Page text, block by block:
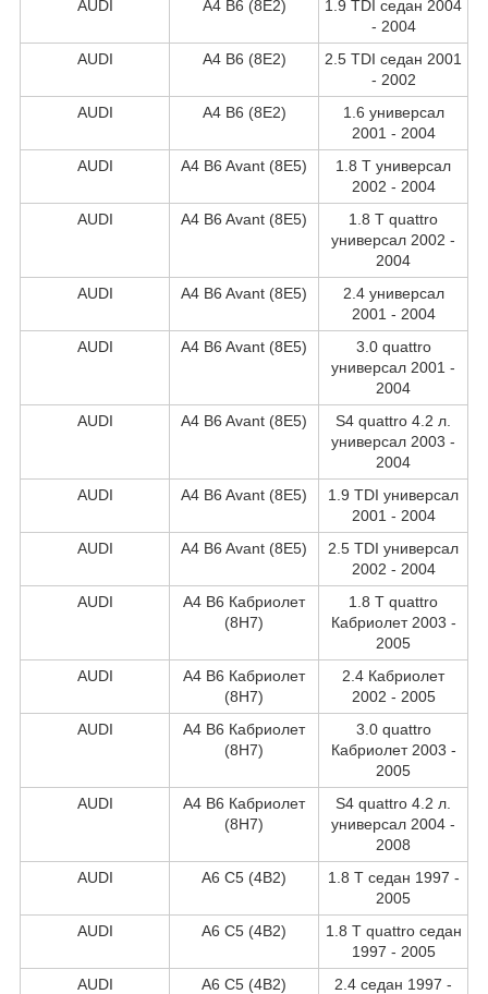
AUDI A4 B6 (8E2)
1.9 TDI седан 2004
- 2004
AUDI
A4 B6 (8E2)
2.5 TDI седан 2001
- 2002
AUDI
A4 B6 (8E2)
1.6 универсал
2001 - 2004
AUDI
A4 B6 Avant (8E5)
1.8 T универсал
2002 - 2004
AUDI
A4 B6 Avant (8E5)
1.8 T quattro
универсал 2002 -
2004
AUDI
A4 B6 Avant (8E5)
2.4 универсал
2001 - 2004
AUDI
A4 B6 Avant (8E5)
3.0 quattro
универсал 2001 -
2004
AUDI
A4 B6 Avant (8E5)
S4 quattro 4.2 л.
универсал 2003 -
2004
AUDI
A4 B6 Avant (8E5)
1.9 TDI универсал
2001 - 2004
AUDI
A4 B6 Avant (8E5)
2.5 TDI универсал
2002 - 2004
AUDI
A4 B6 Кабриолет
(8H7)
1.8 T quattro
Кабриолет 2003 -
2005
AUDI
A4 B6 Кабриолет
(8H7)
2.4 Кабриолет
2002 - 2005
AUDI
A4 B6 Кабриолет
(8H7)
3.0 quattro
Кабриолет 2003 -
2005
AUDI
A4 B6 Кабриолет
(8H7)
S4 quattro 4.2 л.
универсал 2004 -
2008
AUDI
A6 C5 (4B2)
1.8 T седан 1997 -
2005
AUDI
A6 C5 (4B2)
1.8 T quattro седан
1997 - 2005
AUDI
A6 C5 (4B2)
2.4 седан 1997 -